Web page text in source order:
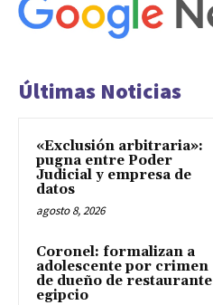
Últimas Noticias
«Exclusión arbitraria»:
pugna entre Poder
Judicial y empresa de
datos
agosto 8, 2026
Coronel: formalizan a
adolescente por crimen
de dueño de restaurante
egipcio